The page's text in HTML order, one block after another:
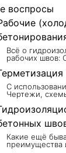
воспросы
Всё о
рабочих швов:
С
Чертежи,
Какие ещё
преимущества